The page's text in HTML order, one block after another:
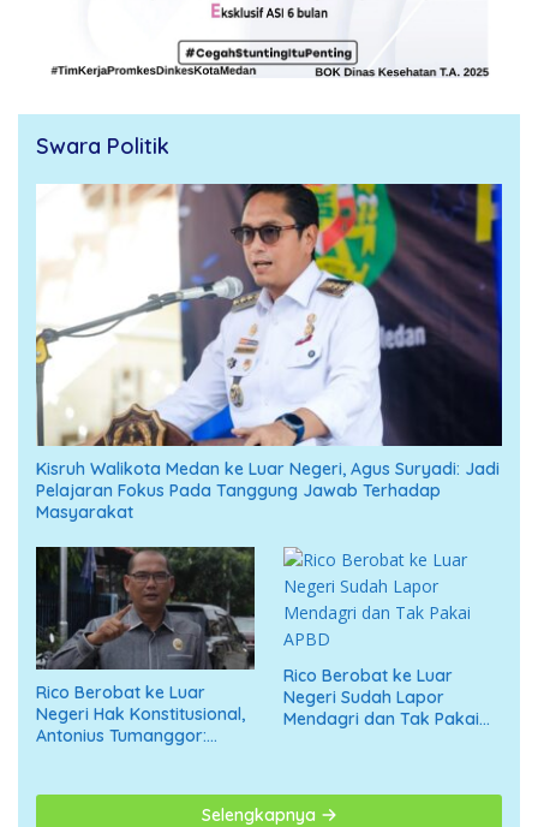
Swara Politik
Kisruh Walikota Medan ke Luar Negeri, Agus Suryadi: Jadi
Pelajaran Fokus Pada Tanggung Jawab Terhadap
Masyarakat
Rico Berobat ke Luar
Negeri Hak Konstitusional,
Antonius Tumanggor:
Rico Berobat ke Luar
Negeri Sudah Lapor
Mendagri dan Tak Pakai
Selengkapnya